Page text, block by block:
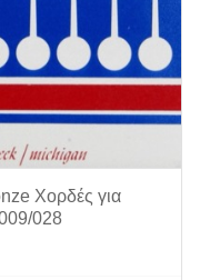
Χορδές για
028